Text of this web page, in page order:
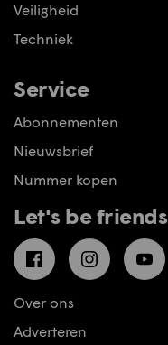
Veiligheid
Techniek
Service
Abonnementen
Nieuwsbrief
Nummer kopen
Let's be friends
FacebookInstagram
Over ons
Adverteren